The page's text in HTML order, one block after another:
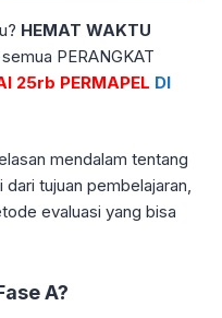
HEMAT WAKTU
PERANGKAT
25rb PERMAPEL DI
mendalam tentang
dari tujuan pembelajaran,
evaluasi yang bisa
A?